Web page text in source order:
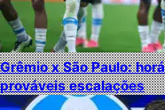
Grêmio x São Paulo:
prováveis escalações